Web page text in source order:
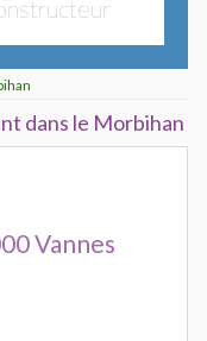
dans le Morbihan
Vannes